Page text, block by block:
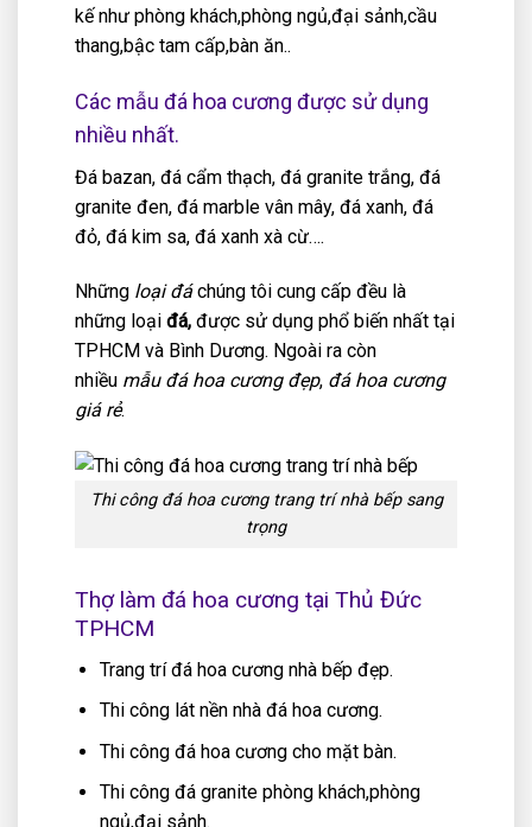
kế như phòng khách,phòng ngủ,đại sảnh,cầu
thang,bậc tam cấp,bàn ăn..
Các mẫu đá hoa cương được sử dụng
nhiều nhất.
Đá bazan, đá cẩm thạch, đá granite trắng, đá
granite đen, đá marble vân mây, đá xanh, đá
đỏ, đá kim sa, đá xanh xà cừ….
Những loại đáchúng tôi cung cấp đều là
những loại đá, được sử dụng phổ biến nhất tại
TPHCM và Bình Dương. Ngoài ra còn
nhiều mẫu đá hoa cương đẹp, đá hoa cương
giá rẻ.
Thi công đá hoa cương trang trí nhà bếp sang
trọng
Thợ làm đá hoa cương tại Thủ Đức
TPHCM
Trang trí đá hoa cương nhà bếp đẹp.
Thi công lát nền nhà đá hoa cương.
Thi công đá hoa cương cho mặt bàn.
Thi công đá granite phòng khách,phòng
ngủ,đại sảnh.